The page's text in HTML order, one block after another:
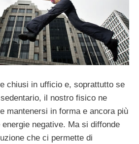
chiusi in ufficio e, soprattutto se
il nostro fisico ne
mantenersi in forma e ancora più
negative. Ma si diffonde
che ci permette di